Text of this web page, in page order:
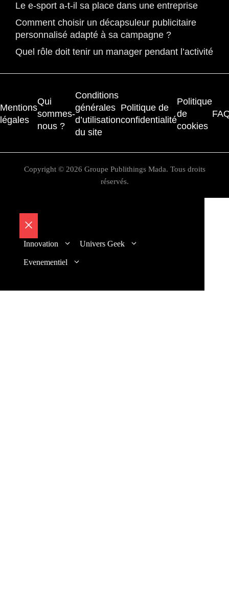
Le e-sport a-t-il sa place dans une entreprise
Comment choisir un décapsuleur publicitaire
personnalisé adapté à sa campagne ?
Quel rôle doit tenir un manager pendant l’activité
Mentions
légales
Qui
sommes-
nous ?
Conditions
générales
d’utilisation
du site
Politique de
confidentialité
Politique
de
cookies
Copyright © 2026 Groupe Publithings Mada. Tous droits
réservés.
Fermer
Innovation Univers Geek
Evenementiel